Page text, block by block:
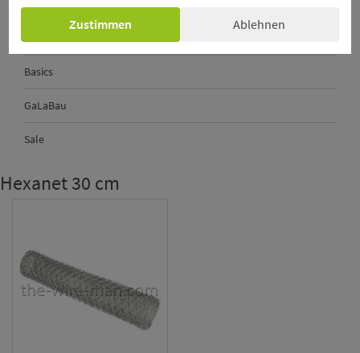
Sechseckgeflecht - Hexanet
Basics
GaLaBau
Sale
Hexanet 30 cm
Zustimmen Ablehnen